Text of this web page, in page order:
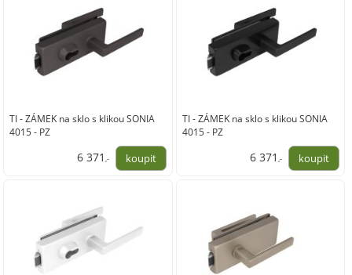
TI - ZÁMEK na sklo s klikou SONIA
4015 - PZ
6 371 ,-
TI - ZÁMEK na sklo s klikou SONIA
4015 - PZ
6 371 ,-